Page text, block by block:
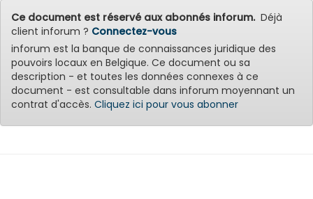
Ce document est réservé aux abonnés inforum.Déjà
client inforum ? Connectez-vous
inforum est la banque de connaissances juridique des
pouvoirs locaux en Belgique. Ce document ou sa
description - et toutes les données connexes à ce
document - est consultable dans inforum moyennant un
contrat d'accès. Cliquez ici pour vous abonner